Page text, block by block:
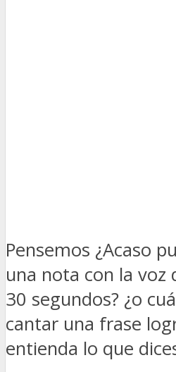
Pensemos ¿Acaso
una nota con la voz
30 segundos? ¿o
cantar una frase
entienda lo que